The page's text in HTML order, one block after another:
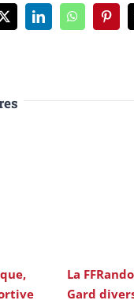
X LinkedInWhatsApp
La
Gard